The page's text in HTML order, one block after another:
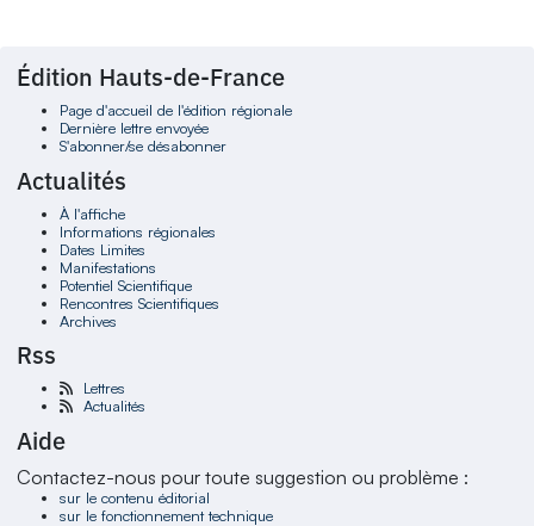
Édition Hauts-de-France
Page d'accueil de l'édition régionale
Dernière lettre envoyée
S'abonner/se désabonner
Actualités
À l'affiche
Informations régionales
Dates Limites
Manifestations
Potentiel Scientifique
Rencontres Scientifiques
Archives
Rss
Lettres
Actualités
Aide
Contactez-nous pour toute suggestion ou problème :
sur le contenu éditorial
sur le fonctionnement technique